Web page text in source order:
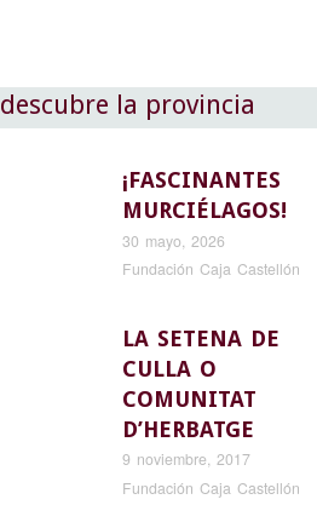
descubre la provincia
¡FASCINANTES
MURCIÉLAGOS!
30 mayo, 2026
Fundación Caja Castellón
LA SETENA DE
CULLA O
COMUNITAT
D’HERBATGE
9 noviembre, 2017
Fundación Caja Castellón